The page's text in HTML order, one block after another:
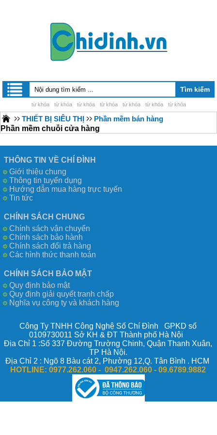
từ khóa từ khóa từ khóa từ khóa từ khóa từ khóa từ khóa
THIẾT BỊ SIÊU THỊ
Phần mềm bán hàng
Phần mềm chuỗi cửa hàng
THÔNG TIN VỀ CHÍ ĐÌNH
Giới thiệu chung
Thông tin tuyển dụng
Hướng dẫn mua hàng trực tuyến
Tin tức
CHÍNH SÁCH CHUNG
Chính sách vận chuyển
Chính sách bảo hành
Chính sách đổi trả hàng
Các hình thức thanh toán
CHÍNH SÁCH BẢO MẬT
Quy định bảo mật
Quy định giải quyết tranh chấp
Nghĩa vụ công ty và khách hàng
Công Ty TNHH Công Nghệ Số Chí Đình GPKD số
0109730011 Sở KH & ĐT Thành phố Hà Nội
Địa Chỉ 1 :Số 337 Đường Trường Chinh, Quận Thanh Xuân,
TP Hà Nội.
Địa Chỉ 2 : Ngõ 8 Bàu cát 2, Phường 12,Q. Tân Bình . HCM
HOTLINE: 0977.262.060 - 0947.262.060 -09.6789.9882